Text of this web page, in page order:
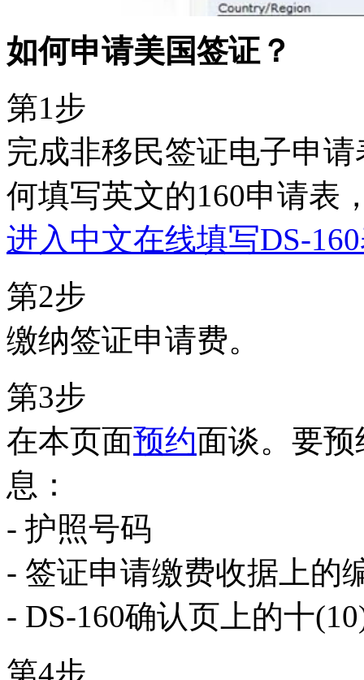
如何申请美国签证？
第1步
完成非移民签证电子申
何填写英文的160申请表
进入中文在线填写DS-
第2步
缴纳签证申请费。
第3步
在本页面预约面谈。要
息：
- 护照号码
- 签证申请缴费收据上的
- DS-160确认页上的十